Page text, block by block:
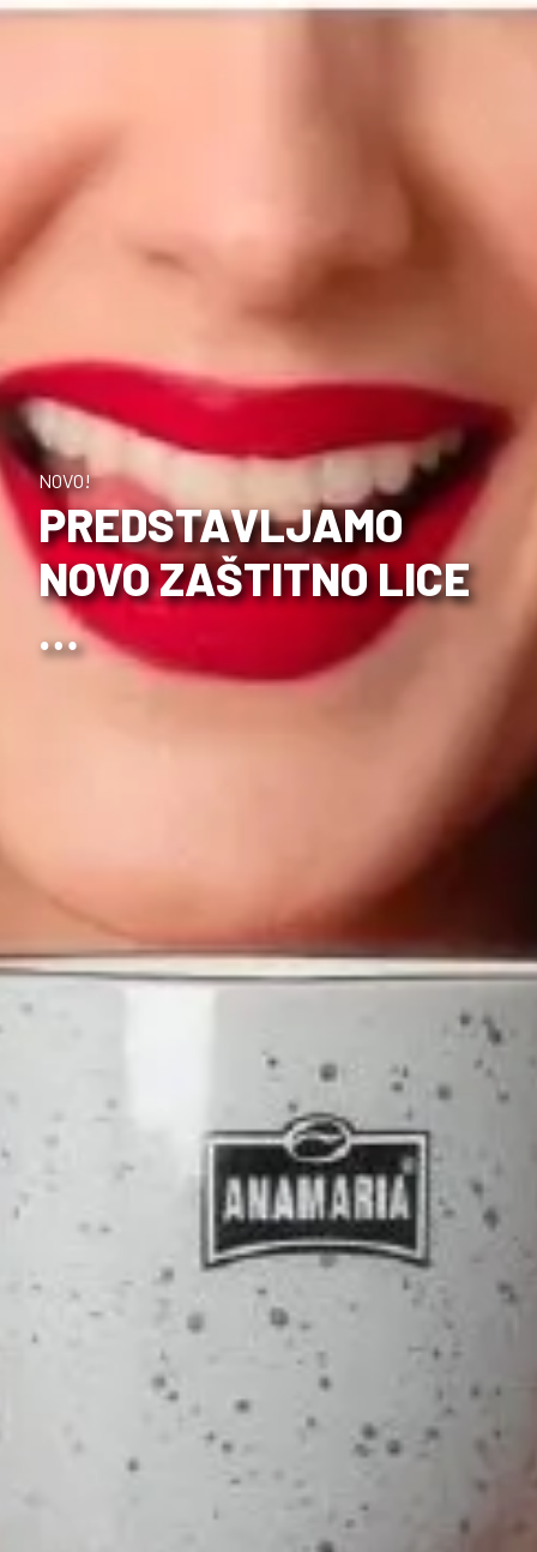
NOVO!
PREDSTAVLJAMO
NOVO ZAŠTITNO LICE
…